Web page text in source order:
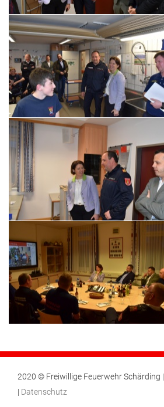
2020 © Freiwillige Feuerwehr Schärding |
| Datenschutz